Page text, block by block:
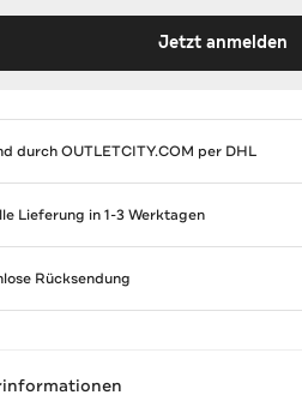
Jetzt anmelden
durchOUTLETCITY.COM per DHL
Lieferung in 1-3 Werktagen
Rücksendung